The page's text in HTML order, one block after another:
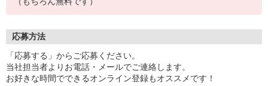
応募方法
「応募する」からご応募ください。
当社担当者よりお電話・メールでご連絡します。
お好きな時間でできるオンライン登録もオススメです！